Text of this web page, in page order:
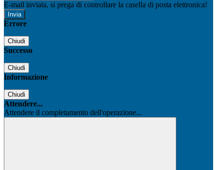
E-mail inviata, si prega di controllare la casella di posta elettronica!
Errore
Chiudi
Successo
Chiudi
Informazione
Chiudi
Attendere...
Attendere il completamento dell'operazione...